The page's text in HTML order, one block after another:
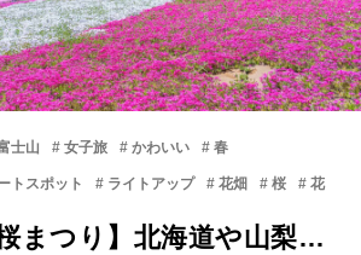
士山 女子旅 かわいい 春
トスポット ライトアップ 花畑 桜 花
桜まつり】北海道や山梨…